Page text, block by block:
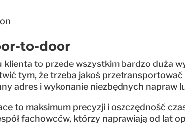
to-door
klienta to przede wszystkim bardzo duża
tym, że trzeba jakoś
adres i wykonanie niezbędnych napraw
to maksimum precyzji i oszczędność
fachowców, którzy naprawiają od lat